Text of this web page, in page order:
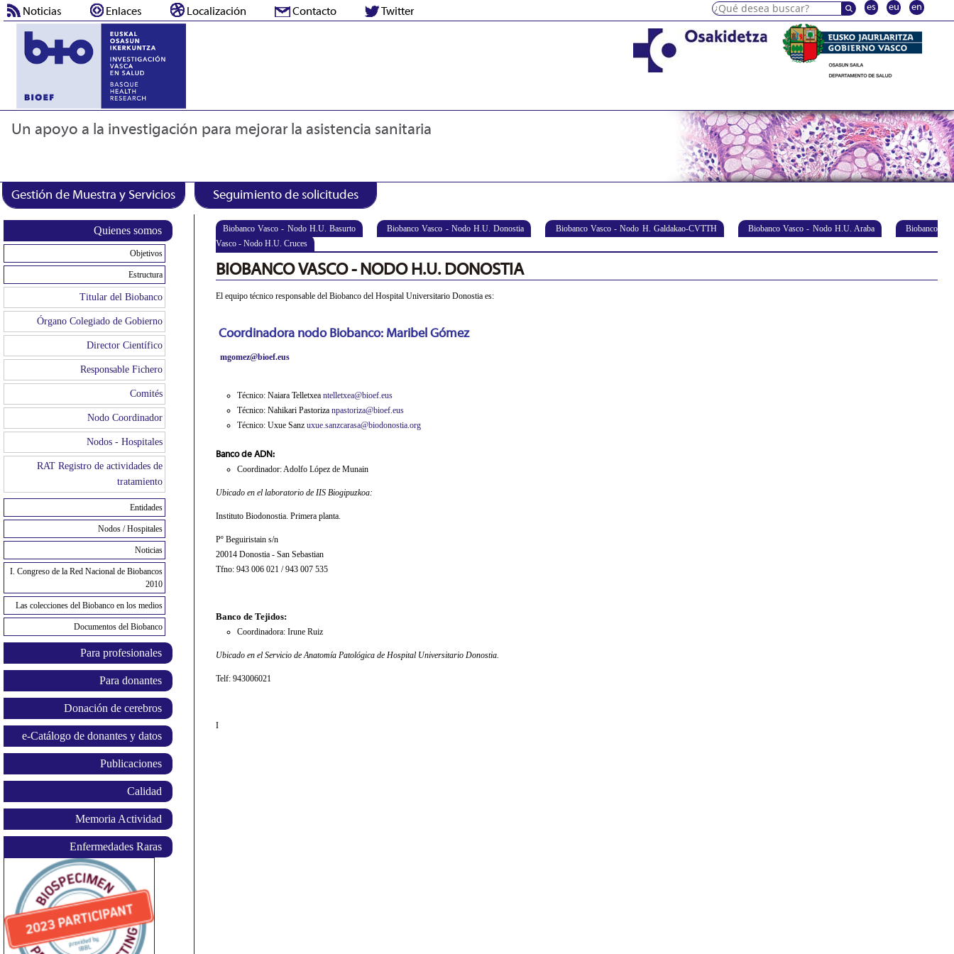
es eu en
Noticias Enlaces Localización Contacto Twitter
Un apoyo a la investigación para mejorar la asistencia sanitaria
Gestión de Muestra y Servicios Seguimiento de solicitudes
Quienes somos
Objetivos
Estructura
Titular del Biobanco
Órgano Colegiado de Gobierno
Director Científico
Responsable Fichero
Comités
Nodo Coordinador
Nodos - Hospitales
RAT Registro de actividades de
tratamiento
Entidades
Nodos / Hospitales
Noticias
I. Congreso de la Red Nacional de Biobancos
2010
Las colecciones del Biobanco en los medios
Documentos del Biobanco
Para profesionales
Para donantes
Donación de cerebros
e-Catálogo de donantes y datos
Publicaciones
Calidad
Memoria Actividad
Enfermedades Raras
Biobanco Vasco - Nodo H.U. Basurto Biobanco Vasco - Nodo H.U. Donostia Biobanco Vasco - Nodo H. Galdakao-CVTTH Biobanco Vasco - Nodo H.U. Araba
Biobanco
Vasco - Nodo H.U. Cruces
BIOBANCO VASCO - NODO H.U. DONOSTIA
El equipo técnico responsable del Biobanco del Hospital Universitario Donostia es:
Coordinadora nodo Biobanco: Maribel Gómez
mgomez@bioef.eus
Técnico: Naiara Telletxea ntelletxea@bioef.eus
Técnico: Nahikari Pastoriza npastoriza@bioef.eus
Técnico: Uxue Sanz uxue.sanzcarasa@biodonostia.org
Banco de ADN:
Coordinador: Adolfo López de Munain
Ubicado en el laboratorio de IIS Biogipuzkoa:
Instituto Biodonostia. Primera planta.
Pº Beguiristain s/n
20014 Donostia - San Sebastian
Tfno: 943 006 021 / 943 007 535
Banco de Tejidos:
Coordinadora: Irune Ruiz
Ubicado en el Servicio de Anatomía Patológica de Hospital Universitario Donostia.
Telf: 943006021
I